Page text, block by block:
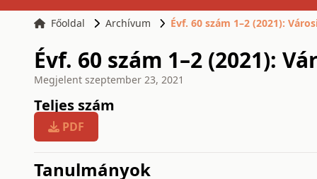
Főoldal Archívum Évf. 60 szám 1–2 (2021):
Évf. 60 szám 1–2 (2021):
Megjelent szeptember 23, 2021
Teljes szám
PDF
Tanulmányok